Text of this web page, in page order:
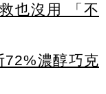
也沒用 「不
濃醇巧克